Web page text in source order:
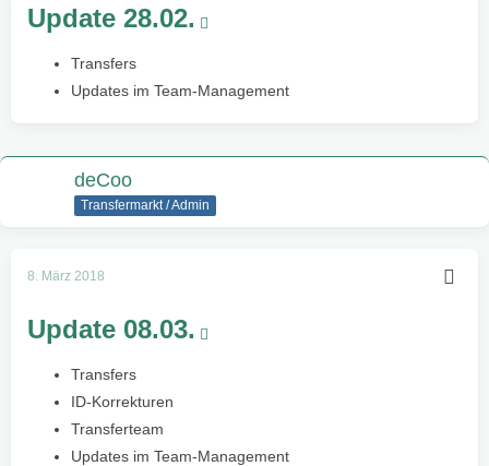
Update 28.02.
Transfers
Updates im Team-Management
deCoo
Transfermarkt / Admin
8. März 2018
Update 08.03.
Transfers
ID-Korrekturen
Transferteam
Updates im Team-Management